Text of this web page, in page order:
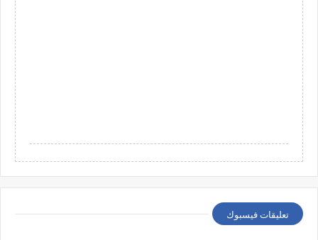
تعليقات فيسبوك